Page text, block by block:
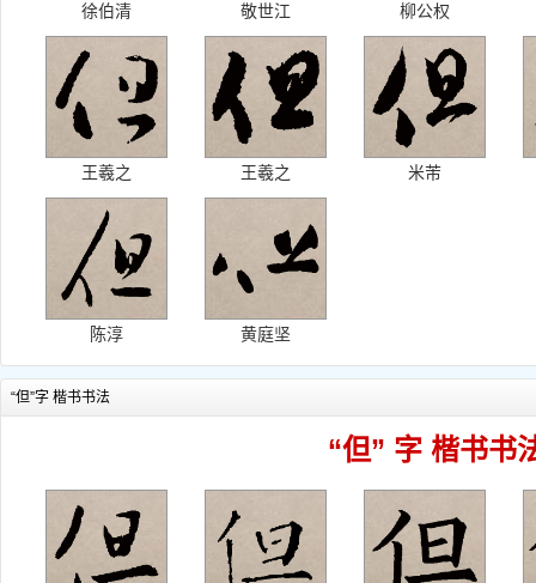
徐伯清 敬世江 柳公权
王羲之 王羲之 米芾
陈淳 黄庭坚
“但”字 楷书书法
“但” 字 楷书书